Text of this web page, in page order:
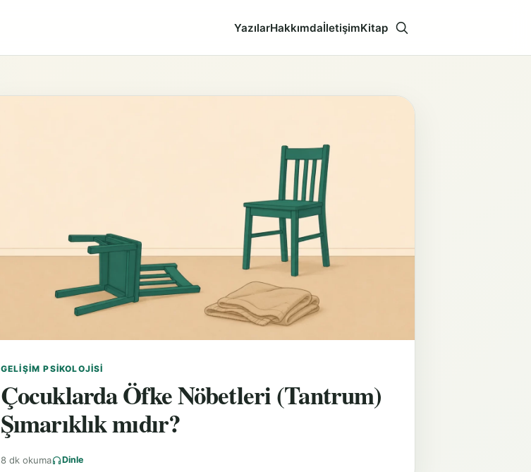
YazılarHakkımdaİletişimKitap Aramayı aç
GELIŞIM PSIKOLOJISI
Çocuklarda Öfke Nöbetleri (Tantrum)
Şımarıklık mıdır?
8 dk okuma Dinle